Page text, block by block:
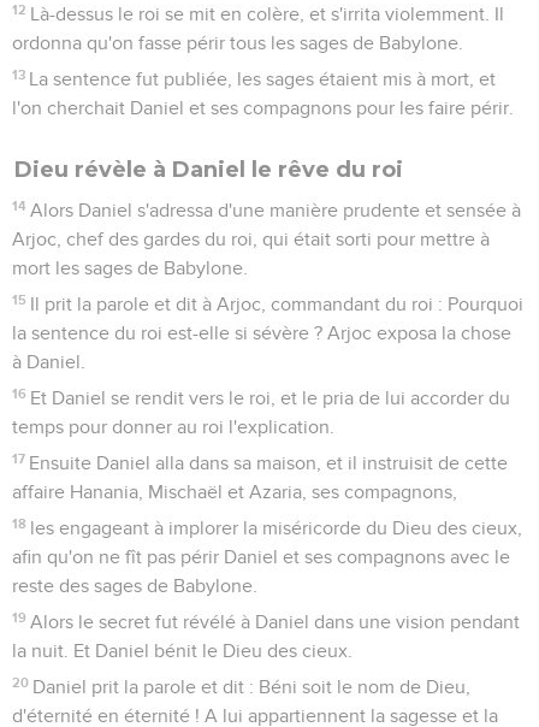
12 Là-dessus le roi se mit en colère, et s'irrita violemment. Il
ordonna qu'on fasse périr tous les sages de Babylone.
13 La sentence fut publiée, les sages étaient mis à mort, et
l'on cherchait Daniel et ses compagnons pour les faire périr.
Dieu révèle à Daniel le rêve du roi
14 Alors Daniel s'adressa d'une manière prudente et sensée à
Arjoc, chef des gardes du roi, qui était sorti pour mettre à
mort les sages de Babylone.
15 Il prit la parole et dit à Arjoc, commandant du roi : Pourquoi
la sentence du roi est-elle si sévère ? Arjoc exposa la chose
à Daniel.
16 Et Daniel se rendit vers le roi, et le pria de lui accorder du
temps pour donner au roi l'explication.
17 Ensuite Daniel alla dans sa maison, et il instruisit de cette
affaire Hanania, Mischaël et Azaria, ses compagnons,
18 les engageant à implorer la miséricorde du Dieu des cieux,
afin qu'on ne fît pas périr Daniel et ses compagnons avec le
reste des sages de Babylone.
19 Alors le secret fut révélé à Daniel dans une vision pendant
la nuit. Et Daniel bénit le Dieu des cieux.
20 Daniel prit la parole et dit : Béni soit le nom de Dieu,
d'éternité en éternité ! A lui appartiennent la sagesse et la